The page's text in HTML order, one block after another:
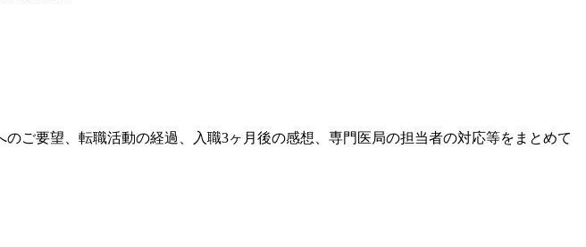
ご要望、転職活動の経過、入職3ヶ月後の感想、専門医局の担当者の対応等をまとめて